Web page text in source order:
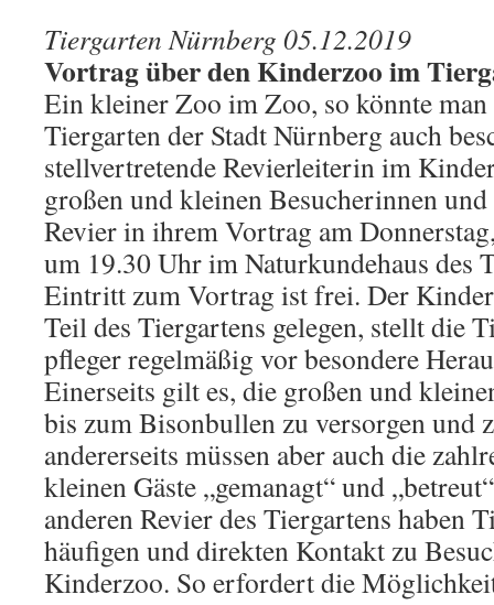
Tiergarten Nürnberg 05.12.2019
Vortrag über den Kinderzoo im
Ein kleiner Zoo im Zoo, so könnte
Tiergarten der Stadt Nürnberg auch
stellvertretende Revierleiterin im
großen und kleinen Besucherinnen
Revier in ihrem Vortrag am
um 19.30 Uhr im Naturkundehaus des
Eintritt zum Vortrag ist frei. Der
Teil des Tiergartens gelegen, stellt die
pfleger regelmäßig vor besondere
Einerseits gilt es, die großen und
bis zum Bisonbullen zu versorgen und
andererseits müssen aber auch die
kleinen Gäste „gemanagt“ und
anderen Revier des Tiergartens haben
häufigen und direkten Kontakt zu
Kinderzoo. So erfordert die